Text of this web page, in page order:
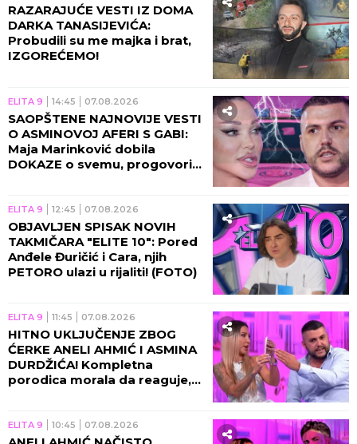
RAZARAJUĆE VESTI IZ DOMA
DARKA TANASIJEVIĆA:
Probudili su me majka i brat,
IZGOREĆEMO!
ELITA 9 14:45 07.08.2026
SAOPŠTENE NAJNOVIJE VESTI
O ASMINOVOJ AFERI S GABI:
Maja Marinković dobila
DOKAZE o svemu, progovorila
ELITA 9 12:45 07.08.2026
OBJAVLJEN SPISAK NOVIH
TAKMIČARA "ELITE 10": Pored
Anđele Đuričić i Cara, njih
PETORO ulazi u rijaliti! (FOTO)
ELITA 9 11:45 07.08.2026
HITNO UKLJUČENJE ZBOG
ĆERKE ANELI AHMIĆ I ASMINA
DURDŽIĆA! Kompletna
porodica morala da reaguje,
ELITA 9 10:45 07.08.2026